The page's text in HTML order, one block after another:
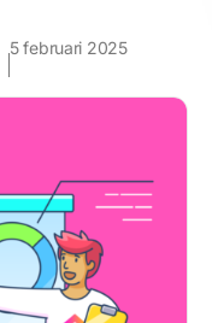
5 februari 2025